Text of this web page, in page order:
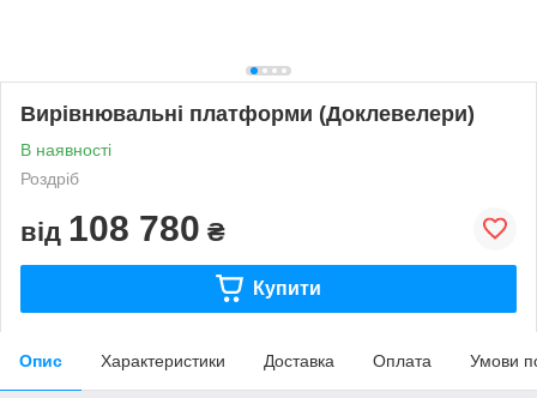
Вирівнювальні платформи (Доклевелери)
В наявності
Роздріб
від 108 780 ₴
Купити
Опис Характеристики Доставка Оплата Умови